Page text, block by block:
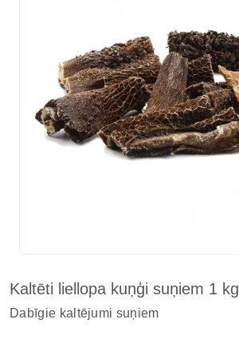
Kaltēti liellopa kuņģi suņiem 1 kg
Dabīgie kaltējumi suņiem